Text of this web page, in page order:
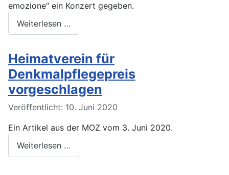
emozione“ ein Konzert gegeben.
Weiterlesen …
Heimatverein für
Denkmalpflegepreis
vorgeschlagen
Veröffentlicht: 10. Juni 2020
Ein Artikel aus der MOZ vom 3. Juni 2020.
Weiterlesen …